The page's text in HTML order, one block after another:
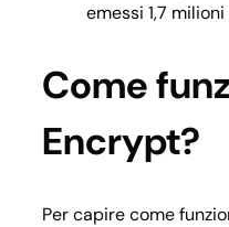
emessi 1,7
Come
Encrypt?
Per capire come